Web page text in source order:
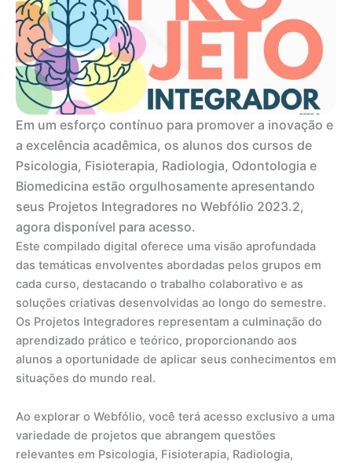
Em um esforço contínuo para promover a inovação e
a excelência acadêmica, os alunos dos cursos de
Psicologia, Fisioterapia, Radiologia, Odontologia e
Biomedicina estão orgulhosamente apresentando
seus Projetos Integradores no Webfólio 2023.2,
agora disponível para acesso.
Este compilado digital oferece uma visão aprofundada
das temáticas envolventes abordadas pelos grupos em
cada curso, destacando o trabalho colaborativo e as
soluções criativas desenvolvidas ao longo do semestre.
Os Projetos Integradores representam a culminação do
aprendizado prático e teórico, proporcionando aos
alunos a oportunidade de aplicar seus conhecimentos em
situações do mundo real.
Ao explorar o Webfólio, você terá acesso exclusivo a uma
variedade de projetos que abrangem questões
relevantes em Psicologia, Fisioterapia, Radiologia,